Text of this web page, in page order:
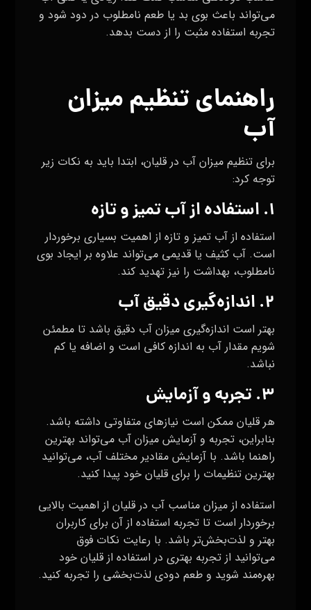
می‌تواند باعث بوی بد یا طعم نامطلوب در دود شود و
تجربه استفاده مثبت را از دست بدهد.
راهنمای تنظیم میزان
آب
برای تنظیم میزان آب در قلیان، ابتدا باید به نکات زیر
توجه کرد:
۱. استفاده از آب تمیز و تازه
استفاده از آب تمیز و تازه از اهمیت بسیاری برخوردار
است. آب کثیف یا قدیمی می‌تواند علاوه بر ایجاد بوی
نامطلوب، بهداشت را نیز تهدید کند.
۲. اندازه‌گیری دقیق آب
بهتر است اندازه‌گیری میزان آب دقیق باشد تا مطمئن
شویم مقدار آب به اندازه کافی است و اضافه یا کم
نباشد.
۳. تجربه و آزمایش
هر قلیان ممکن است نیازهای متفاوتی داشته باشد.
بنابراین، تجربه و آزمایش میزان آب می‌تواند بهترین
راهنما باشد. با آزمایش مقادیر مختلف آب، می‌توانید
بهترین تنظیمات را برای قلیان خود پیدا کنید.
استفاده از میزان مناسب آب در قلیان از اهمیت بالایی
برخوردار است تا تجربه استفاده از آن برای کاربران
بهتر و لذت‌بخش‌تر باشد. با رعایت نکات فوق
می‌توانید از تجربه بهتری در استفاده از قلیان خود
بهره‌مند شوید و طعم دودی لذت‌بخشی را تجربه کنید.